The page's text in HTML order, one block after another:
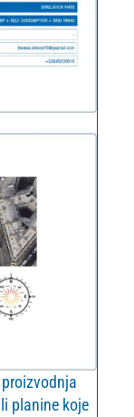
planine koje